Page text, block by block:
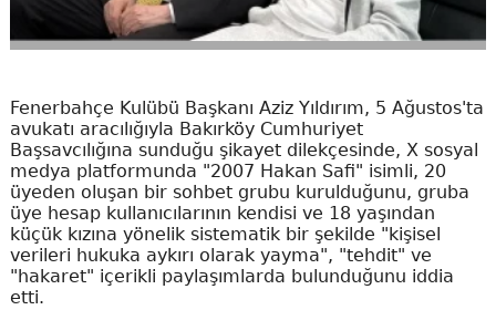
Fenerbahçe Kulübü Başkanı Aziz Yıldırım, 5 Ağustos'ta
avukatı aracılığıyla Bakırköy Cumhuriyet
Başsavcılığına sunduğu şikayet dilekçesinde, X sosyal
medya platformunda "2007 Hakan Safi" isimli, 20
üyeden oluşan bir sohbet grubu kurulduğunu, gruba
üye hesap kullanıcılarının kendisi ve 18 yaşından
küçük kızına yönelik sistematik bir şekilde "kişisel
verileri hukuka aykırı olarak yayma", "tehdit" ve
"hakaret" içerikli paylaşımlarda bulunduğunu iddia
etti.